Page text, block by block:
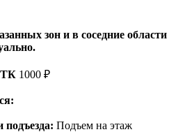
зон и в соседние области
ТК 1000 ₽
Подъем на этаж